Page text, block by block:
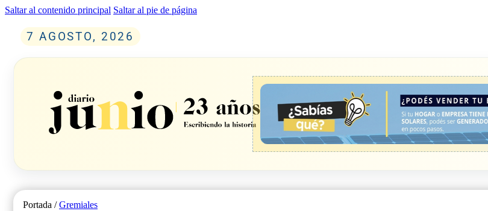
Saltar al contenido principal Saltar al pie de página
7 AGOSTO, 2026
Portada /Gremiales